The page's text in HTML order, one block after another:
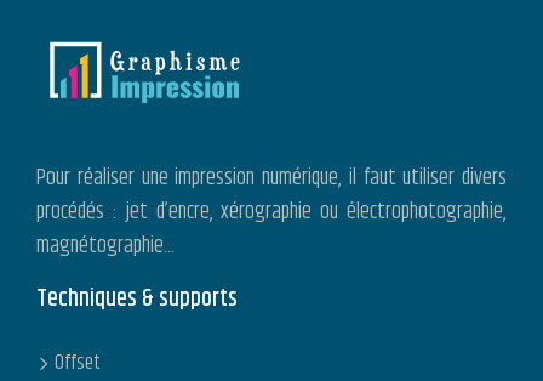
Pour réaliser une impression numérique, il faut utiliser divers
procédés : jet d’encre, xérographie ou électrophotographie,
magnétographie…
Techniques & supports
Offset